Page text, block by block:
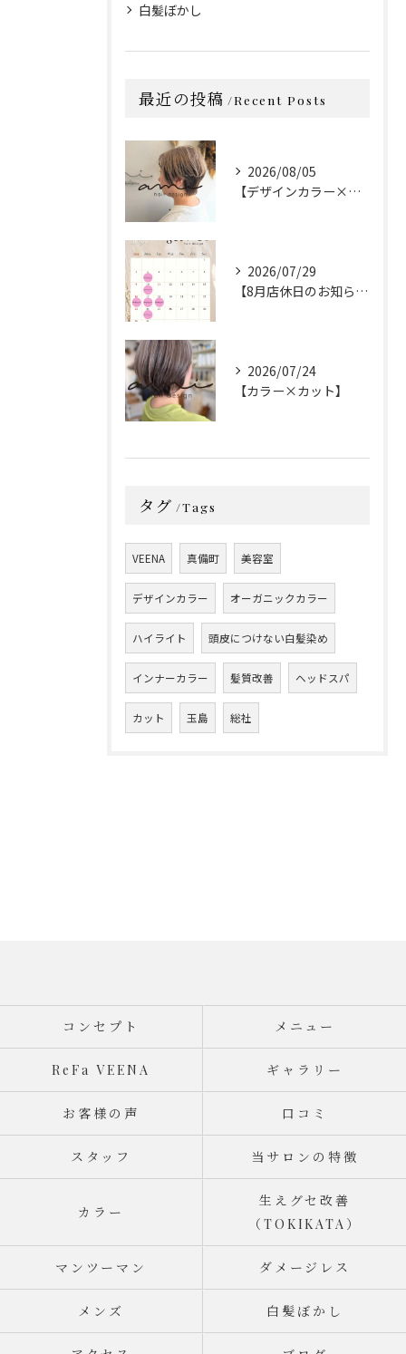
白髪ぼかし
最近の投稿 Recent Posts
2026/08/05
【デザインカラー×カット】
2026/07/29
【8月店休日のお知らせ】
2026/07/24
【カラー×カット】
タグ Tags
VEENA 真備町 美容室
デザインカラー オーガニックカラー
ハイライト 頭皮につけない白髪染め
インナーカラー 髪質改善 ヘッドスパ
カット 玉島 総社
コンセプト メニュー
ReFa VEENA ギャラリー
お客様の声 口コミ
スタッフ 当サロンの特徴
カラー
生えグセ改善
（TOKIKATA）
マンツーマン ダメージレス
メンズ 白髪ぼかし